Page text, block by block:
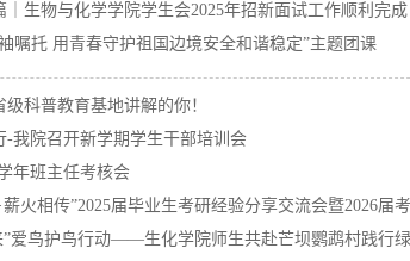
｜生物与化学学院学生会2025年招新面试工作顺利完成
嘱托 用青春守护祖国边境安全和谐稳定”主题团课
科普教育基地讲解的你！
-我院召开新学期学生干部培训会
年班主任考核会
火相传”2025届毕业生考研经验分享交流会暨2026届
”爱鸟护鸟行动——生化学院师生共赴芒坝鹦鹉村践行